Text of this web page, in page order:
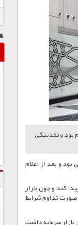
بود و نقدینگی
آن زمان طبیعی بود و بعد از اعلام
کند و چون بازار
صورت تداوم شرایط
در بازار سرمایه داشت